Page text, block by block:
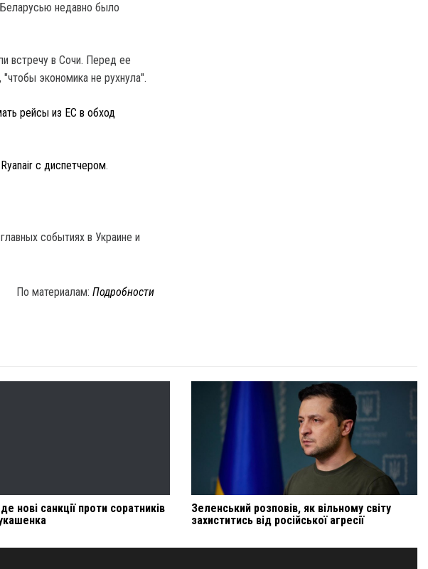
недавно было
встречу в Сочи. Перед ее
экономика не рухнула".
рейсы из ЕС в обход
c диспетчером.
событиях в Украине и
По материалам:Подробности
нові санкції проти соратників
Зеленський розповів, як вільному світу
захиститись від російської агресії